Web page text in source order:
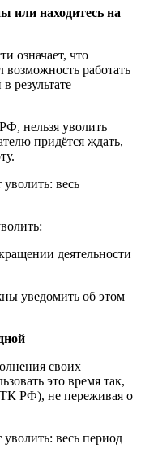
или находитесь на
означает, что
возможность работать
результате
нельзя уволить
придётся ждать,
весь
деятельности
уведомить об этом
своих
это время так,
ТК РФ), не переживая о
весь период